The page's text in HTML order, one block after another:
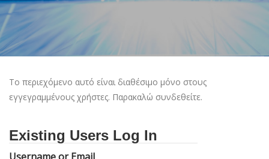
Το περιεχόμενο αυτό είναι διαθέσιμο μόνο στους
εγγεγραμμένους χρήστες. Παρακαλώ συνδεθείτε.
Existing Users Log In